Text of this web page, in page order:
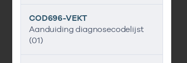
COD696-VEKT
Aanduiding diagnosecodelijst
(01)